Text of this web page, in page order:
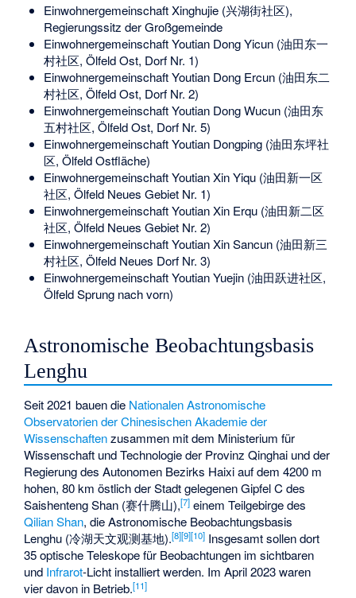
Einwohnergemeinschaft Xinghujie (兴湖街社区),
Regierungssitz der Großgemeinde
Einwohnergemeinschaft Youtian Dong Yicun (油田东一
村社区, Ölfeld Ost, Dorf Nr. 1)
Einwohnergemeinschaft Youtian Dong Ercun (油田东二
村社区, Ölfeld Ost, Dorf Nr. 2)
Einwohnergemeinschaft Youtian Dong Wucun (油田东
五村社区, Ölfeld Ost, Dorf Nr. 5)
Einwohnergemeinschaft Youtian Dongping (油田东坪社
区, Ölfeld Ostfläche)
Einwohnergemeinschaft Youtian Xin Yiqu (油田新一区
社区, Ölfeld Neues Gebiet Nr. 1)
Einwohnergemeinschaft Youtian Xin Erqu (油田新二区
社区, Ölfeld Neues Gebiet Nr. 2)
Einwohnergemeinschaft Youtian Xin Sancun (油田新三
村社区, Ölfeld Neues Dorf Nr. 3)
Einwohnergemeinschaft Youtian Yuejin (油田跃进社区,
Ölfeld Sprung nach vorn)
Astronomische Beobachtungsbasis
Lenghu
Seit 2021 bauen die Nationalen Astronomische
Observatorien der Chinesischen Akademie der
Wissenschaftenzusammen mit dem Ministerium für
Wissenschaft und Technologie der Provinz Qinghai und der
Regierung des Autonomen Bezirks Haixi auf dem 4200 m
hohen, 80 km östlich der Stadt gelegenen Gipfel C des
Saishenteng Shan (赛什腾山),[7] einem Teilgebirge des
Qilian Shan, die Astronomische Beobachtungsbasis
Lenghu (冷湖天文观测基地).[8][9][10] Insgesamt sollen dort
35 optische Teleskope für Beobachtungen im sichtbaren
und Infrarot-Licht installiert werden. Im April 2023 waren
vier davon in Betrieb.[11]